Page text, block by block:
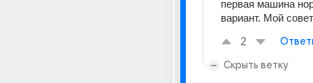
первая машина
вариант. Мой
2
Скрыть ветку